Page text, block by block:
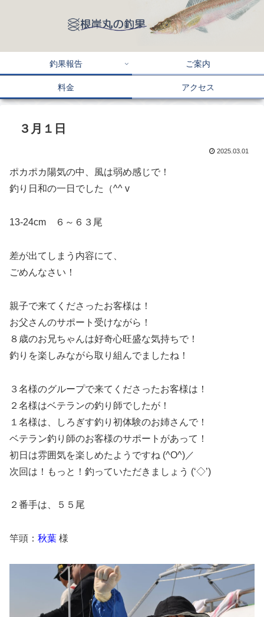
釣果報告 ご案内
料金 アクセス
３月１日
2025.03.01
ポカポカ陽気の中、風は弱め感じで！
釣り日和の一日でした（^^ v
13-24cm ６～６３尾
差が出てしまう内容にて、
ごめんなさい！
親子で来てくださったお客様は！
お父さんのサポート受けながら！
８歳のお兄ちゃんは好奇心旺盛な気持ちで！
釣りを楽しみながら取り組んでましたね！
３名様のグループで来てくださったお客様は！
２名様はベテランの釣り師でしたが！
１名様は、しろぎす釣り初体験のお姉さんで！
ベテラン釣り師のお客様のサポートがあって！
初日は雰囲気を楽しめたようですね (^O^)／
次回は！もっと！釣っていただきましょう (‘◇’)ゞ
２番手は、５５尾
竿頭： 秋葉 様